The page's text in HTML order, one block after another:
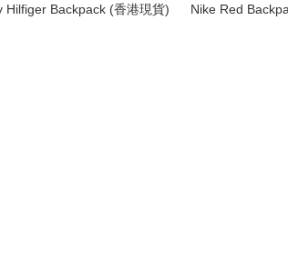
Hilfiger Backpack (香港現貨) Nike Red